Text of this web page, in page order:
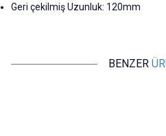
Geri çekilmiş Uzunluk: 120mm
BENZER